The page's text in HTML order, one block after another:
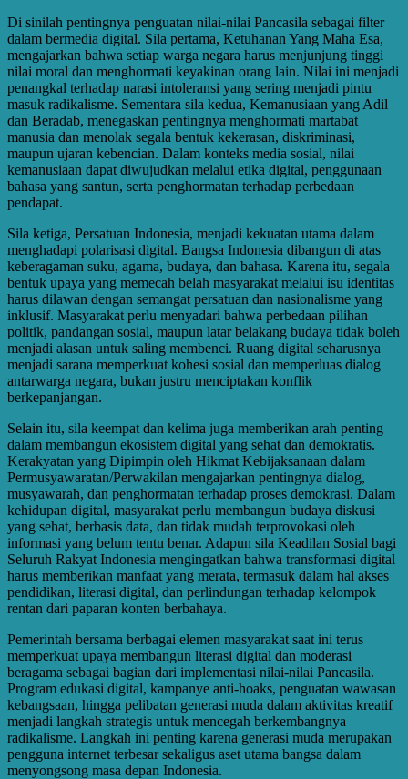
Di sinilah pentingnya penguatan nilai-nilai Pancasila sebagai filter
dalam bermedia digital. Sila pertama, Ketuhanan Yang Maha Esa,
mengajarkan bahwa setiap warga negara harus menjunjung tinggi
nilai moral dan menghormati keyakinan orang lain. Nilai ini menjadi
penangkal terhadap narasi intoleransi yang sering menjadi pintu
masuk radikalisme. Sementara sila kedua, Kemanusiaan yang Adil
dan Beradab, menegaskan pentingnya menghormati martabat
manusia dan menolak segala bentuk kekerasan, diskriminasi,
maupun ujaran kebencian. Dalam konteks media sosial, nilai
kemanusiaan dapat diwujudkan melalui etika digital, penggunaan
bahasa yang santun, serta penghormatan terhadap perbedaan
pendapat.
Sila ketiga, Persatuan Indonesia, menjadi kekuatan utama dalam
menghadapi polarisasi digital. Bangsa Indonesia dibangun di atas
keberagaman suku, agama, budaya, dan bahasa. Karena itu, segala
bentuk upaya yang memecah belah masyarakat melalui isu identitas
harus dilawan dengan semangat persatuan dan nasionalisme yang
inklusif. Masyarakat perlu menyadari bahwa perbedaan pilihan
politik, pandangan sosial, maupun latar belakang budaya tidak boleh
menjadi alasan untuk saling membenci. Ruang digital seharusnya
menjadi sarana memperkuat kohesi sosial dan memperluas dialog
antarwarga negara, bukan justru menciptakan konflik
berkepanjangan.
Selain itu, sila keempat dan kelima juga memberikan arah penting
dalam membangun ekosistem digital yang sehat dan demokratis.
Kerakyatan yang Dipimpin oleh Hikmat Kebijaksanaan dalam
Permusyawaratan/Perwakilan mengajarkan pentingnya dialog,
musyawarah, dan penghormatan terhadap proses demokrasi. Dalam
kehidupan digital, masyarakat perlu membangun budaya diskusi
yang sehat, berbasis data, dan tidak mudah terprovokasi oleh
informasi yang belum tentu benar. Adapun sila Keadilan Sosial bagi
Seluruh Rakyat Indonesia mengingatkan bahwa transformasi digital
harus memberikan manfaat yang merata, termasuk dalam hal akses
pendidikan, literasi digital, dan perlindungan terhadap kelompok
rentan dari paparan konten berbahaya.
Pemerintah bersama berbagai elemen masyarakat saat ini terus
memperkuat upaya membangun literasi digital dan moderasi
beragama sebagai bagian dari implementasi nilai-nilai Pancasila.
Program edukasi digital, kampanye anti-hoaks, penguatan wawasan
kebangsaan, hingga pelibatan generasi muda dalam aktivitas kreatif
menjadi langkah strategis untuk mencegah berkembangnya
radikalisme. Langkah ini penting karena generasi muda merupakan
pengguna internet terbesar sekaligus aset utama bangsa dalam
menyongsong masa depan Indonesia.